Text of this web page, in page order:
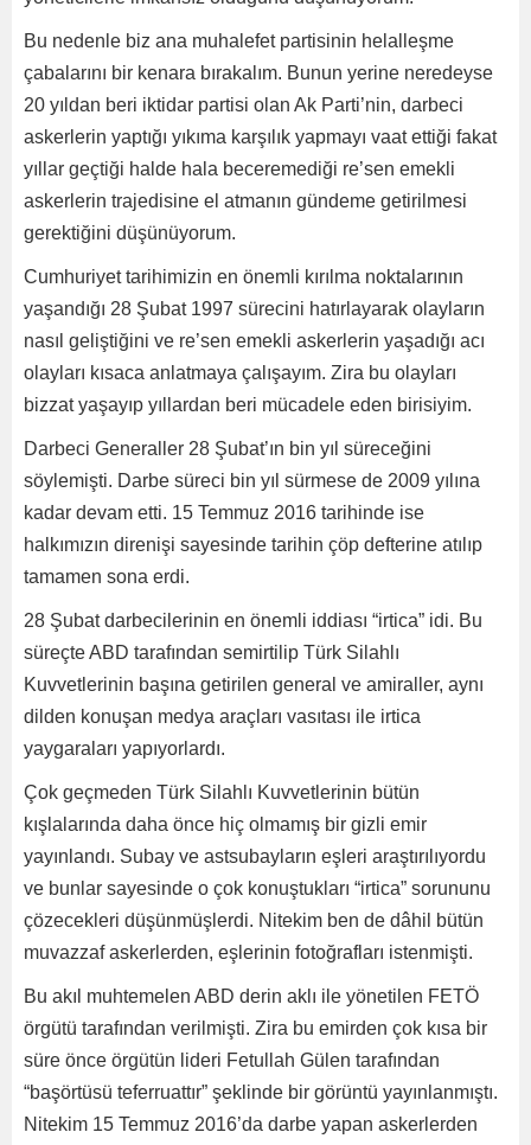
Bu nedenle biz ana muhalefet partisinin helalleşme
çabalarını bir kenara bırakalım. Bunun yerine neredeyse
20 yıldan beri iktidar partisi olan Ak Parti’nin, darbeci
askerlerin yaptığı yıkıma karşılık yapmayı vaat ettiği fakat
yıllar geçtiği halde hala beceremediği re’sen emekli
askerlerin trajedisine el atmanın gündeme getirilmesi
gerektiğini düşünüyorum.
Cumhuriyet tarihimizin en önemli kırılma noktalarının
yaşandığı 28 Şubat 1997 sürecini hatırlayarak olayların
nasıl geliştiğini ve re’sen emekli askerlerin yaşadığı acı
olayları kısaca anlatmaya çalışayım. Zira bu olayları
bizzat yaşayıp yıllardan beri mücadele eden birisiyim.
Darbeci Generaller 28 Şubat’ın bin yıl süreceğini
söylemişti. Darbe süreci bin yıl sürmese de 2009 yılına
kadar devam etti. 15 Temmuz 2016 tarihinde ise
halkımızın direnişi sayesinde tarihin çöp defterine atılıp
tamamen sona erdi.
28 Şubat darbecilerinin en önemli iddiası “irtica” idi. Bu
süreçte ABD tarafından semirtilip Türk Silahlı
Kuvvetlerinin başına getirilen general ve amiraller, aynı
dilden konuşan medya araçları vasıtası ile irtica
yaygaraları yapıyorlardı.
Çok geçmeden Türk Silahlı Kuvvetlerinin bütün
kışlalarında daha önce hiç olmamış bir gizli emir
yayınlandı. Subay ve astsubayların eşleri araştırılıyordu
ve bunlar sayesinde o çok konuştukları “irtica” sorununu
çözecekleri düşünmüşlerdi. Nitekim ben de dâhil bütün
muvazzaf askerlerden, eşlerinin fotoğrafları istenmişti.
Bu akıl muhtemelen ABD derin aklı ile yönetilen FETÖ
örgütü tarafından verilmişti. Zira bu emirden çok kısa bir
süre önce örgütün lideri Fetullah Gülen tarafından
“başörtüsü teferruattır” şeklinde bir görüntü yayınlanmıştı.
Nitekim 15 Temmuz 2016’da darbe yapan askerlerden